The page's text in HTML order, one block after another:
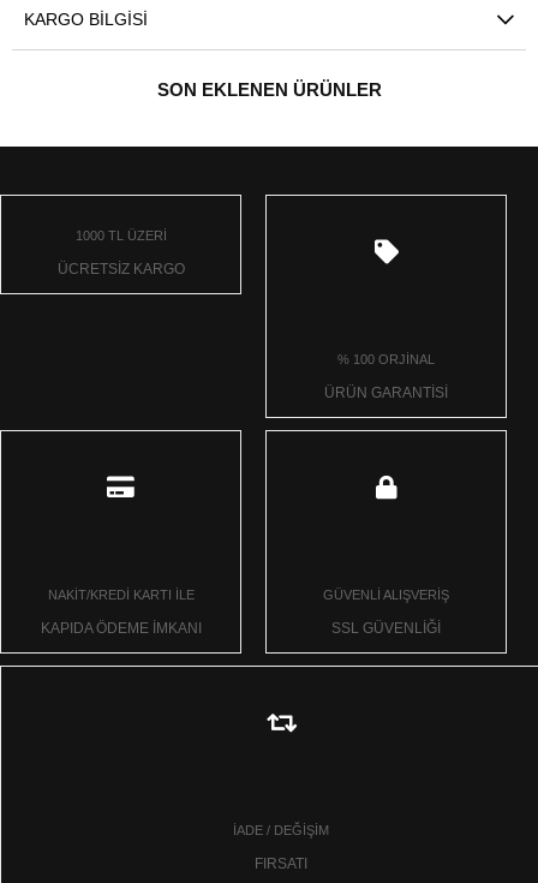
KARGO BILGISI
SON EKLENEN ÜRÜNLER
1000 TL ÜZERİ
ÜCRETSİZ KARGO
% 100 ORJİNAL
ÜRÜN GARANTİSİ
NAKİT/KREDİ KARTI İLE
KAPIDA ÖDEME İMKANI
GÜVENLİ ALIŞVERİŞ
SSL GÜVENLİĞİ
İADE / DEĞİŞİM
FIRSATI